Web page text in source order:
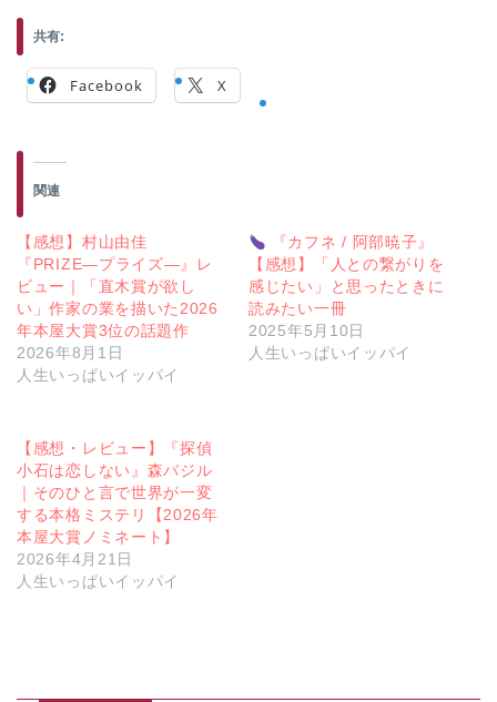
共有:
Facebook X
関連
【感想】村山由佳
『PRIZE―プライズ―』レ
ビュー｜「直木賞が欲し
い」作家の業を描いた2026
年本屋大賞3位の話題作
2026年8月1日
人生いっぱいイッパイ
『カフネ / 阿部暁子』
【感想】「人との繋がりを
感じたい」と思ったときに
読みたい一冊
2025年5月10日
人生いっぱいイッパイ
【感想・レビュー】『探偵
小石は恋しない』森バジル
｜そのひと言で世界が一変
する本格ミステリ【2026年
本屋大賞ノミネート】
2026年4月21日
人生いっぱいイッパイ